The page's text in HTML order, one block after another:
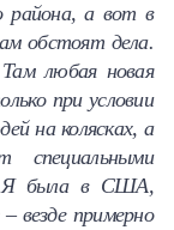
района, а вот в
обстоят дела.
любая новая
при условии
на колясках, а
Я была в США,
везде примерно